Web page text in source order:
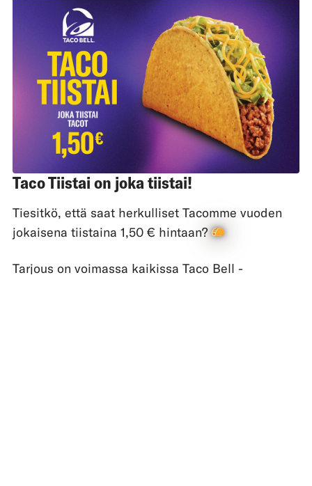
Taco Tiistai on joka tiistai!
Tiesitkö, että saat herkulliset Tacomme vuoden
jokaisena tiistaina 1,50 € hintaan?
Tarjous on voimassa kaikissa Taco Bell -